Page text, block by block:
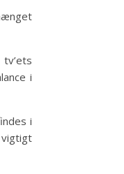
i
i
vigtigt